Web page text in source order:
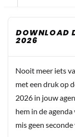
DOWNLOAD
2026
Nooit meer iets
met een druk op
2026 in jouw
hem in de
mis geen